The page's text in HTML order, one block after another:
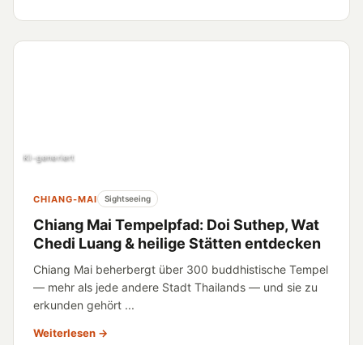
KI-generiert
CHIANG-MAI Sightseeing
Chiang Mai Tempelpfad: Doi Suthep, Wat
Chedi Luang & heilige Stätten entdecken
Chiang Mai beherbergt über 300 buddhistische Tempel
— mehr als jede andere Stadt Thailands — und sie zu
erkunden gehört ...
Weiterlesen →